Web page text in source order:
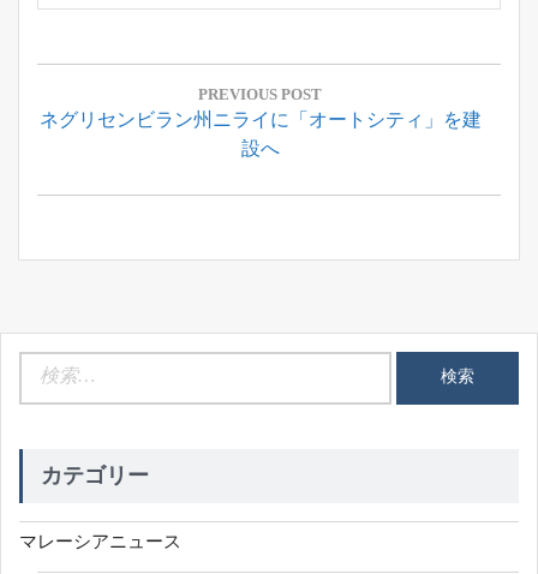
投
ナ
ゲ
シ
ン
PREVIOUS POST
Previous
ネグリセンビラン州ニライに「オートシティ」を建
設へ
カテゴリー
マレーシアニュース